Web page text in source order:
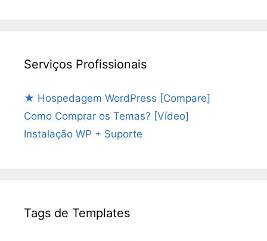
Serviços Profissionais
★ Hospedagem WordPress [Compare]
Como Comprar os Temas? [Vídeo]
Instalação WP + Suporte
Tags de Templates